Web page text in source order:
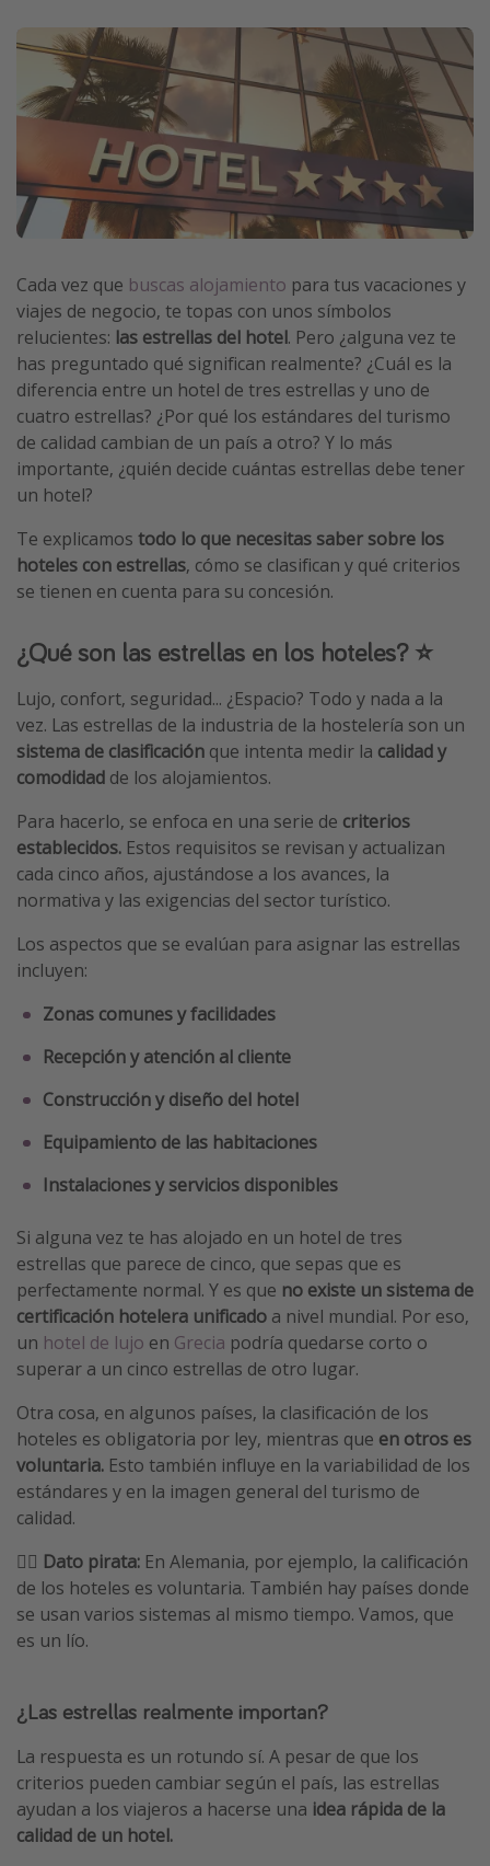
Más temas
Trabajar en el extranjero
Cruceros por el Mediterráneo
Hoteles más hot de España
Guía de equipaje de mano
Viaja con musicales
El Rey León el musical
Harry Potter en Londres y otros destinos
Eventos deportivos
Cada vez que buscas alojamiento para tus vacaciones y
viajes de negocio, te topas con unos símbolos
relucientes: las estrellas del hotel. Pero ¿alguna vez te
has preguntado qué significan realmente? ¿Cuál es la
diferencia entre un hotel de tres estrellas y uno de
cuatro estrellas? ¿Por qué los estándares del turismo
de calidad cambian de un país a otro? Y lo más
importante, ¿quién decide cuántas estrellas debe tener
un hotel?
Te explicamos todo lo que necesitas saber sobre los
hoteles con estrellas, cómo se clasifican y qué criterios
se tienen en cuenta para su concesión.
¿Qué son las estrellas en los hoteles? ⭐
Lujo, confort, seguridad... ¿Espacio? Todo y nada a la
vez. Las estrellas de la industria de la hostelería son un
sistema de clasificación que intenta medir la calidad y
comodidad de los alojamientos.
Para hacerlo, se enfoca en una serie de criterios
establecidos. Estos requisitos se revisan y actualizan
cada cinco años, ajustándose a los avances, la
normativa y las exigencias del sector turístico.
Los aspectos que se evalúan para asignar las estrellas
incluyen:
Zonas comunes y facilidades
Recepción y atención al cliente
Construcción y diseño del hotel
Equipamiento de las habitaciones
Instalaciones y servicios disponibles
Si alguna vez te has alojado en un hotel de tres
estrellas que parece de cinco, que sepas que es
perfectamente normal. Y es que no existe un sistema de
certificación hotelera unificado a nivel mundial. Por eso,
un hotel de lujo en Grecia podría quedarse corto o
superar a un cinco estrellas de otro lugar.
Otra cosa, en algunos países, la clasificación de los
hoteles es obligatoria por ley, mientras que en otros es
voluntaria. Esto también influye en la variabilidad de los
estándares y en la imagen general del turismo de
calidad.
🏴‍☠️ Dato pirata: En Alemania, por ejemplo, la calificación
de los hoteles es voluntaria. También hay países donde
se usan varios sistemas al mismo tiempo. Vamos, que
es un lío.
¿Las estrellas realmente importan?
La respuesta es un rotundo sí. A pesar de que los
criterios pueden cambiar según el país, las estrellas
ayudan a los viajeros a hacerse una idea rápida de la
calidad de un hotel.